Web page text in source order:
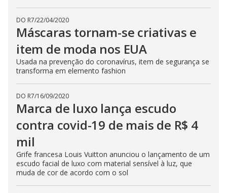
DO R7/22/04/2020
Máscaras tornam-se criativas e
item de moda nos EUA
Usada na prevenção do coronavírus, item de segurança se
transforma em elemento fashion
DO R7/16/09/2020
Marca de luxo lança escudo
contra covid-19 de mais de R$ 4
mil
Grife francesa Louis Vuitton anunciou o lançamento de um
escudo facial de luxo com material sensível à luz, que
muda de cor de acordo com o sol